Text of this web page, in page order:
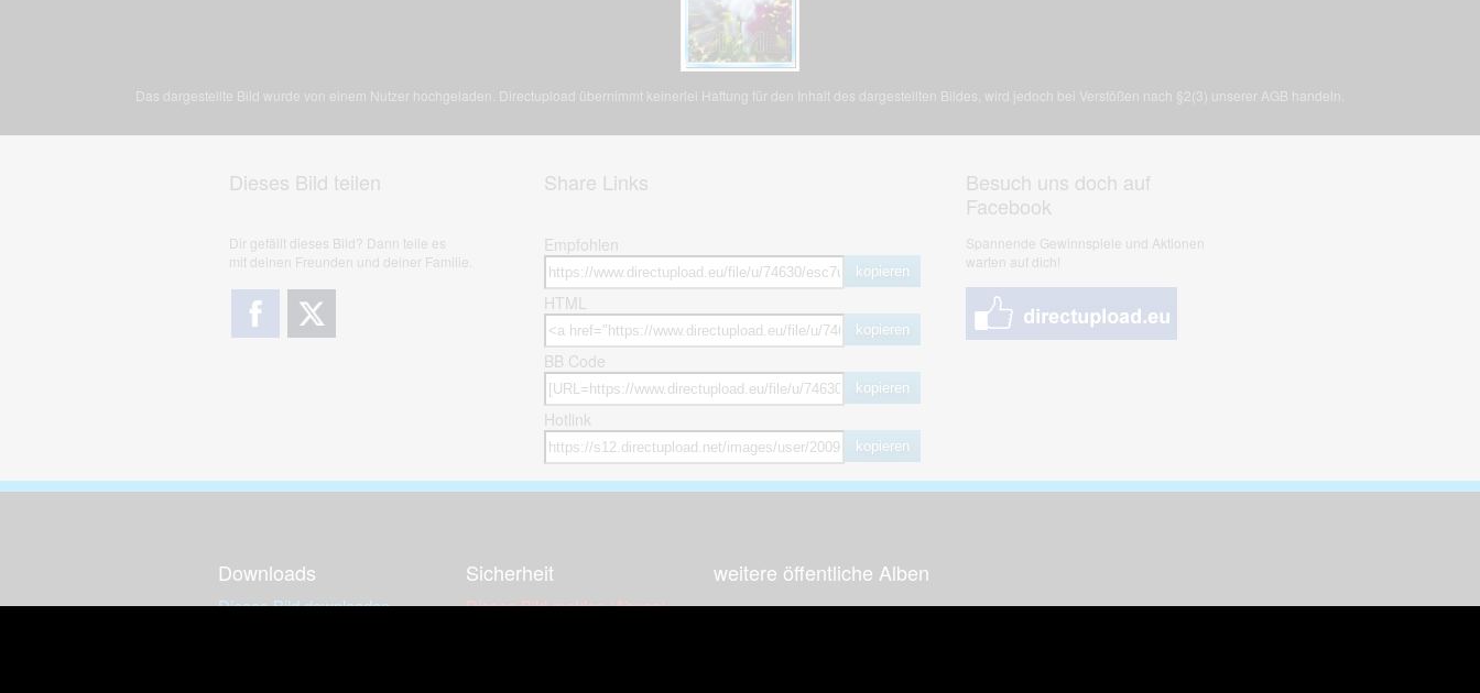
Das dargestellte Bild wurde von einem Nutzer hochgeladen. Directupload übernimmt keinerlei Haftung für den Inhalt des dargestellten Bildes, wird jedoch bei Verstößen nach §2(3) unserer AGB handeln.
Dieses Bild teilen
Dir gefällt dieses Bild? Dann teile es
mit deinen Freunden und deiner Familie.
Share Links
Empfohlen
kopieren
HTML
kopieren
BB Code
kopieren
Hotlink
kopieren
Besuch uns doch auf
Facebook
Spannende Gewinnspiele und Aktionen
warten auf dich!
Downloads
Dieses Bild downloaden
Sicherheit
Dieses Bild melden (Abuse)
weitere öffentliche Alben
Autos & Verkehr
Zeichnungen & Kunst